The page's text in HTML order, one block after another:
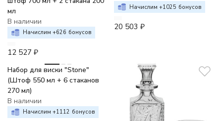
мл
В наличии
Начислим +626 бонусов
12 527 ₽
Начислим +1025 бонусов
20 503 ₽
-15%
Набор для виски "Stone"
(Штоф 550 мл + 6 стаканов
270 мл)
В наличии
Начислим +1112 бонусов